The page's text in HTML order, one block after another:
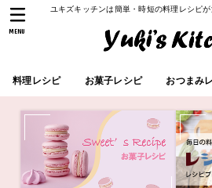
ユキズキッチンは簡単・時短の料理レシピ
料理レシピ お菓子レシピ おつまみ
MENU